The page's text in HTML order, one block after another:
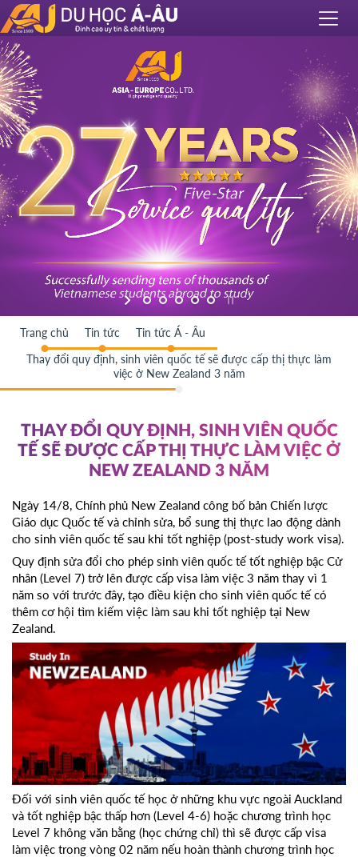
Trang chủ Tin tức Tin tức Á - Âu
Thay đổi quy định, sinh viên quốc tế sẽ được cấp thị thực làm
việc ở New Zealand 3 năm
THAY ĐỔI QUY ĐỊNH, SINH VIÊN QUỐC
TẾ SẼ ĐƯỢC CẤP THỊ THỰC LÀM VIỆC Ở
NEW ZEALAND 3 NĂM
Ngày 14/8, Chính phủ New Zealand công bố bản Chiến lược
Giáo dục Quốc tế và chỉnh sửa, bổ sung thị thực lao động dành
cho sinh viên quốc tế sau khi tốt nghiệp (post-study work visa).
Quy định sửa đổi cho phép sinh viên quốc tế tốt nghiệp bậc Cử
nhân (Level 7) trở lên được cấp visa làm việc 3 năm thay vì 1
năm so với trước đây, tạo điều kiện cho sinh viên quốc tế có
thêm cơ hội tìm kiếm việc làm sau khi tốt nghiệp tại New
Zealand.
Đối với sinh viên quốc tế học ở những khu vực ngoài Auckland
và tốt nghiệp bậc thấp hơn (Level 4-6) hoặc chương trình học
Level 7 không văn bằng (học chứng chỉ) thì sẽ được cấp visa
làm việc trong vòng 02 năm nếu hoàn thành chương trình học